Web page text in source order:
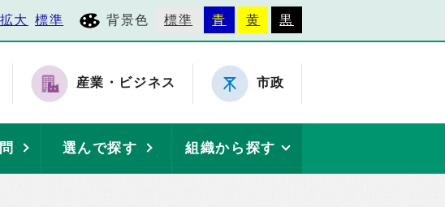
拡大 標準 背景色 標準 青 黄 黒
産業・ビジネス 市政
選んで探す 組織から探す